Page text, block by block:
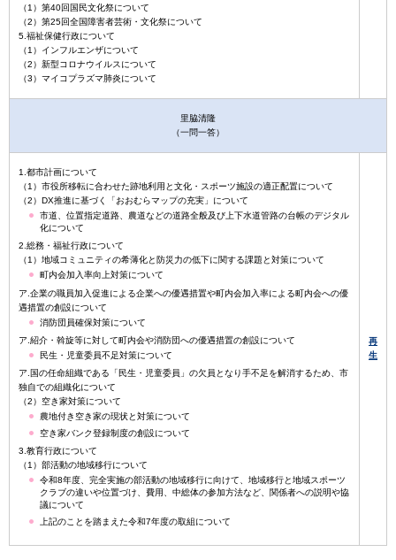
（1）第40回国民文化祭について
（2）第25回全国障害者芸術・文化祭について
5.福祉保健行政について
（1）インフルエンザについて
（2）新型コロナウイルスについて
（3）マイコプラズマ肺炎について
里脇清隆
（一問一答）
1.都市計画について
（1）市役所移転に合わせた跡地利用と文化・スポーツ施設の適正配置について
（2）DX推進に基づく「おおむらマップの充実」について
市道、位置指定道路、農道などの道路全般及び上下水道管路の台帳のデジタル
化について
2.総務・福祉行政について
（1）地域コミュニティの希薄化と防災力の低下に関する課題と対策について
町内会加入率向上対策について
ア.企業の職員加入促進による企業への優遇措置や町内会加入率による町内会への優
遇措置の創設について
消防団員確保対策について
ア.紹介・斡旋等に対して町内会や消防団への優遇措置の創設について
民生・児童委員不足対策について
ア.国の任命組織である「民生・児童委員」の欠員となり手不足を解消するため、市
独自での組織化について
（2）空き家対策について
農地付き空き家の現状と対策について
空き家バンク登録制度の創設について
3.教育行政について
（1）部活動の地域移行について
令和8年度、完全実施の部活動の地域移行に向けて、地域移行と地域スポーツ
クラブの違いや位置づけ、費用、中総体の参加方法など、関係者への説明や協
議について
上記のことを踏まえた令和7年度の取組について
再
生